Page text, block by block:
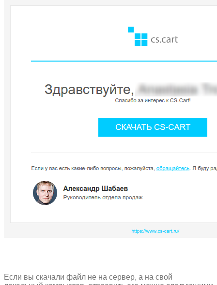
Если вы скачали файл не на сервер, а на свой